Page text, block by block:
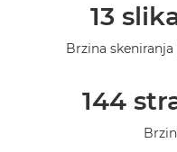
13
Brzina
144